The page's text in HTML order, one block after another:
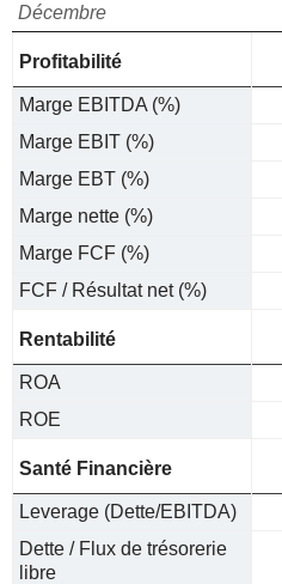
Décembre
Profitabilité
Marge EBITDA (%)
Marge EBIT (%)
Marge EBT (%)
Marge nette (%)
Marge FCF (%)
FCF / Résultat net (%)
Rentabilité
ROA
ROE
Santé Financière
Leverage (Dette/EBITDA)
Dette / Flux de trésorerie
libre